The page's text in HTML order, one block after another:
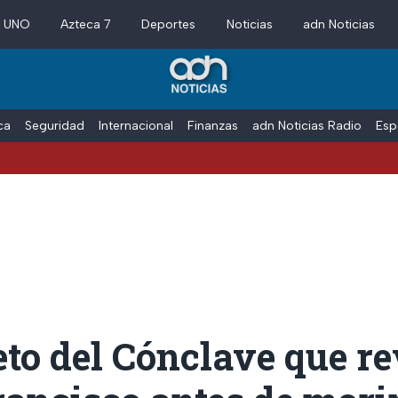
Azteca 7 Deportes Noticias adn Noticias
Seguridad Internacional Finanzas adn Noticias Radio
del Cónclave que